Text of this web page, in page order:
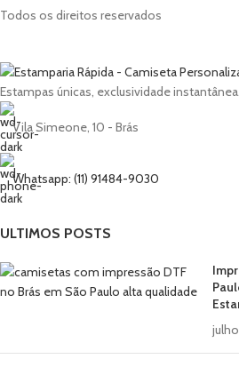
Todos os direitos reservados
Estampas únicas, exclusividade instantânea.
Vila Simeone, 10 - Brás
Whatsapp: (11) 91484-9030
ULTIMOS POSTS